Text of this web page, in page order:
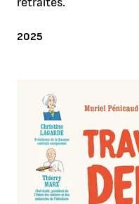
ANNÉE
2025